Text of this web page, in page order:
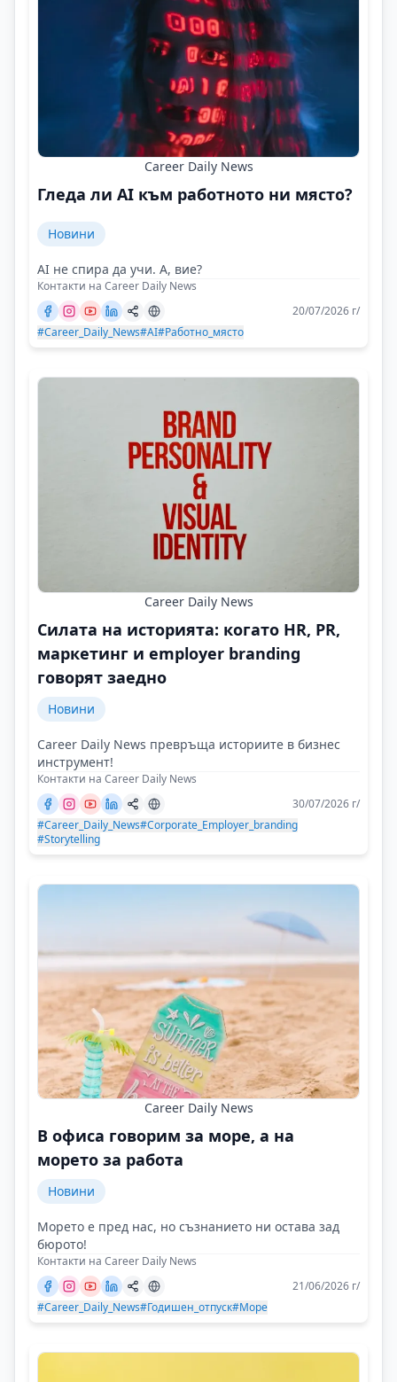
Career Daily News
Гледа ли AI към работното ни място?
Новини
AI не спира да учи. А, вие?
Контакти на Career Daily News
20/07/2026 г/
#Career_Daily_News#AI#Работно_място
Career Daily News
Силата на историята: когато HR, PR,
маркетинг и employer branding
говорят заедно
Новини
Career Daily News превръща историите в бизнес
инструмент!
Контакти на Career Daily News
30/07/2026 г/
#Career_Daily_News#Corporate_Employer_branding
#Storytelling
Career Daily News
В офиса говорим за море, а на
морето за работа
Новини
Морето е пред нас, но съзнанието ни остава зад
бюрото!
Контакти на Career Daily News
21/06/2026 г/
#Career_Daily_News#Годишен_отпуск#Море